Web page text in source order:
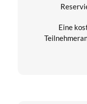
Eine